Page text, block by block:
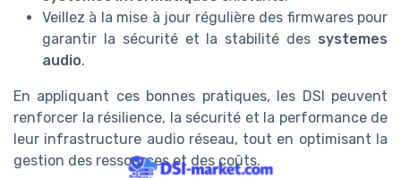
Veillez à la mise à jour régulière des firmwares pour
garantir la sécurité et la stabilité des systemes
audio.
En appliquant ces bonnes pratiques, les DSI peuvent
renforcer la résilience, la sécurité et la performance de
leur infrastructure audio réseau, tout en optimisant la
gestion des ressources et des coûts.